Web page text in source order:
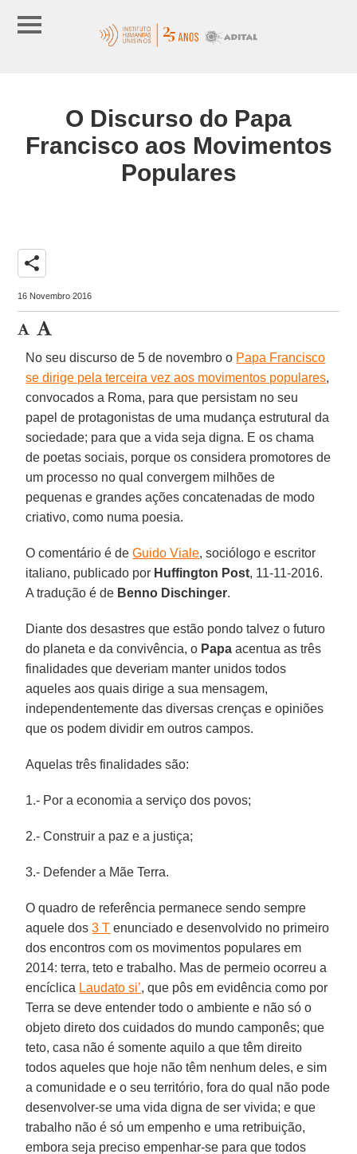
O Discurso do Papa
Francisco aos Movimentos
Populares
share
16 Novembro 2016
No seu discurso de 5 de novembro o Papa Francisco
se dirige pela terceira vez aos movimentos populares,
convocados a Roma, para que persistam no seu
papel de protagonistas de uma mudança estrutural da
sociedade; para que a vida seja digna. E os chama
de poetas sociais, porque os considera promotores de
um processo no qual convergem milhões de
pequenas e grandes ações concatenadas de modo
criativo, como numa poesia.
O comentário é deGuido Viale, sociólogo e escritor
italiano, publicado por Huffington Post, 11-11-2016.
A tradução é de Benno Dischinger.
Diante dos desastres que estão pondo talvez o futuro
do planeta e da convivência, o Papa acentua as três
finalidades que deveriam manter unidos todos
aqueles aos quais dirige a sua mensagem,
independentemente das diversas crenças e opiniões
que os podem dividir em outros campos.
Aquelas três finalidades são:
1.- Por a economia a serviço dos povos;
2.- Construir a paz e a justiça;
3.- Defender a Mãe Terra.
O quadro de referência permanece sendo sempre
aquele dos 3 T enunciado e desenvolvido no primeiro
dos encontros com os movimentos populares em
2014: terra, teto e trabalho. Mas de permeio ocorreu a
encíclica Laudato si’, que pôs em evidência como por
Terra se deve entender todo o ambiente e não só o
objeto direto dos cuidados do mundo camponês; que
teto, casa não é somente aquilo a que têm direito
todos aqueles que hoje não têm nenhum deles, e sim
a comunidade e o seu território, fora do qual não pode
desenvolver-se uma vida digna de ser vivida; e que
trabalho não é só um empenho e uma retribuição,
embora seja preciso empenhar-se para que todos